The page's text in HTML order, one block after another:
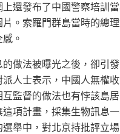
還發布了中國警察培訓
。索羅門群島當時的總
。
做法被曝光之後，卻引
人士表示，中國人無權
監督的做法也有悖該島居
項計畫，採集生物訊息
舉中，對北京持批評立